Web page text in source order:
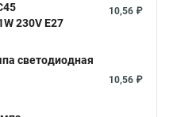
230V E27
10,56 ₽
светодиодная
10,56 ₽